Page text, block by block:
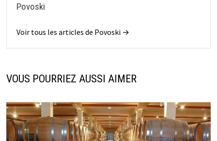
Povoski
Voir tous les articles de Povoski →
VOUS POURRIEZ AUSSI AIMER